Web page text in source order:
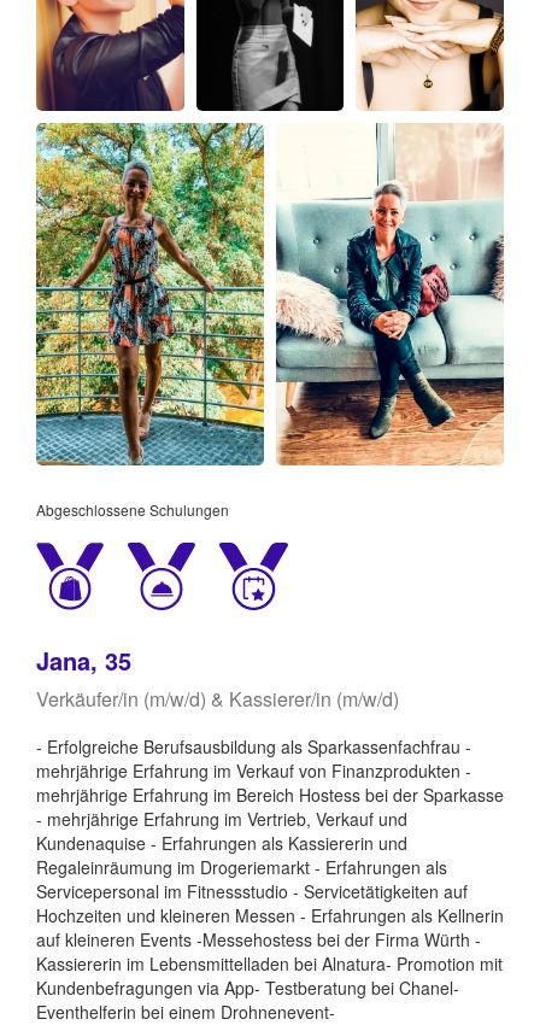
Abgeschlossene Schulungen
Jana, 35
Verkäufer/in (m/w/d) & Kassierer/in (m/w/d)
- Erfolgreiche Berufsausbildung als Sparkassenfachfrau -
mehrjährige Erfahrung im Verkauf von Finanzprodukten -
mehrjährige Erfahrung im Bereich Hostess bei der Sparkasse
- mehrjährige Erfahrung im Vertrieb, Verkauf und
Kundenaquise - Erfahrungen als Kassiererin und
Regaleinräumung im Drogeriemarkt - Erfahrungen als
Servicepersonal im Fitnessstudio - Servicetätigkeiten auf
Hochzeiten und kleineren Messen - Erfahrungen als Kellnerin
auf kleineren Events -Messehostess bei der Firma Würth -
Kassiererin im Lebensmittelladen bei Alnatura- Promotion mit
Kundenbefragungen via App- Testberatung bei Chanel-
Eventhelferin bei einem Drohnenevent-